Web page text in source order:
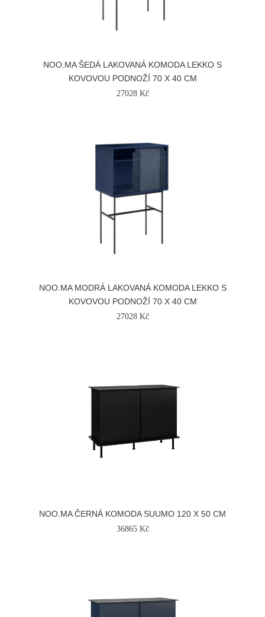
NOO.MA ŠEDÁ LAKOVANÁ KOMODA LEKKO S
KOVOVOU PODNOŽÍ 70 X 40 CM
27028 Kč
NOO.MA MODRÁ LAKOVANÁ KOMODA LEKKO S
KOVOVOU PODNOŽÍ 70 X 40 CM
27028 Kč
NOO.MA ČERNÁ KOMODA SUUMO 120 X 50 CM
36865 Kč